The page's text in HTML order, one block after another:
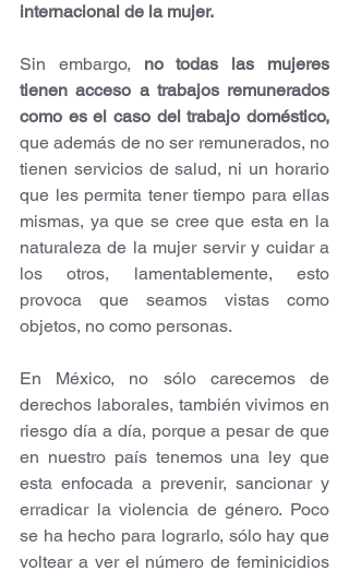
internacional de la mujer.
Sin embargo, no todas las mujeres
tienen acceso a trabajos remunerados
como es el caso del trabajo doméstico,
que además de no ser remunerados, no
tienen servicios de salud, ni un horario
que les permita tener tiempo para ellas
mismas, ya que se cree que esta en la
naturaleza de la mujer servir y cuidar a
los otros, lamentablemente, esto
provoca que seamos vistas como
objetos, no como personas.
En México, no sólo carecemos de
derechos laborales, también vivimos en
riesgo día a día, porque a pesar de que
en nuestro país tenemos una ley que
esta enfocada a prevenir, sancionar y
erradicar la violencia de género. Poco
se ha hecho para lograrlo, sólo hay que
voltear a ver el número de feminicidios